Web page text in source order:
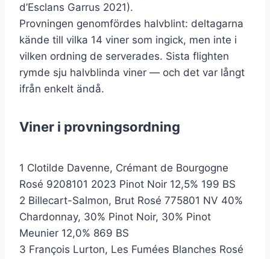
d’Esclans Garrus 2021).
Provningen genomfördes halvblint: deltagarna
kände till vilka 14 viner som ingick, men inte i
vilken ordning de serverades. Sista flighten
rymde sju halvblinda viner — och det var långt
ifrån enkelt ändå.
Viner i provningsordning
1 Clotilde Davenne, Crémant de Bourgogne
Rosé 9208101 2023 Pinot Noir 12,5% 199 BS
2 Billecart-Salmon, Brut Rosé 775801 NV 40%
Chardonnay, 30% Pinot Noir, 30% Pinot
Meunier 12,0% 869 BS
3 François Lurton, Les Fumées Blanches Rosé